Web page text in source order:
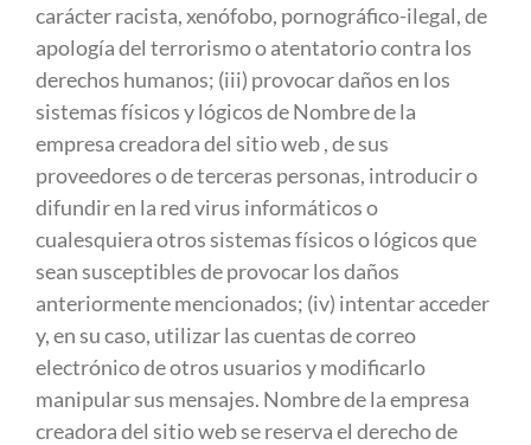
carácter racista, xenófobo, pornográfico-ilegal, de
apología del terrorismo o atentatorio contra los
derechos humanos; (iii) provocar daños en los
sistemas físicos y lógicos de Nombre de la
empresa creadora del sitio web , de sus
proveedores o de terceras personas, introducir o
difundir en la red virus informáticos o
cualesquiera otros sistemas físicos o lógicos que
sean susceptibles de provocar los daños
anteriormente mencionados; (iv) intentar acceder
y, en su caso, utilizar las cuentas de correo
electrónico de otros usuarios y modificarlo
manipular sus mensajes. Nombre de la empresa
creadora del sitio web se reserva el derecho de